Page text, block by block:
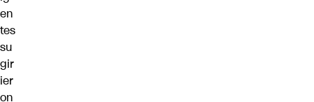
en
tes
su
gir
ier
on